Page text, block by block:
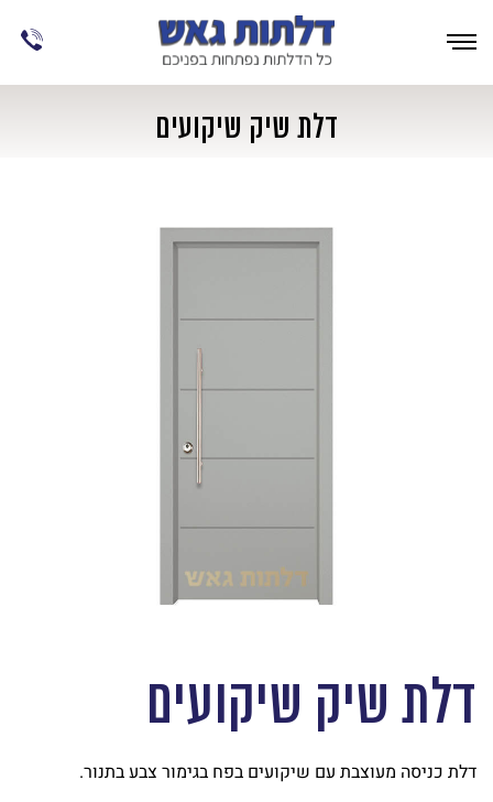
דלת שיק שיקועים
דלת שיק שיקועים
דלת כניסה מעוצבת עם שיקועים בפח בגימור צבע בתנור.